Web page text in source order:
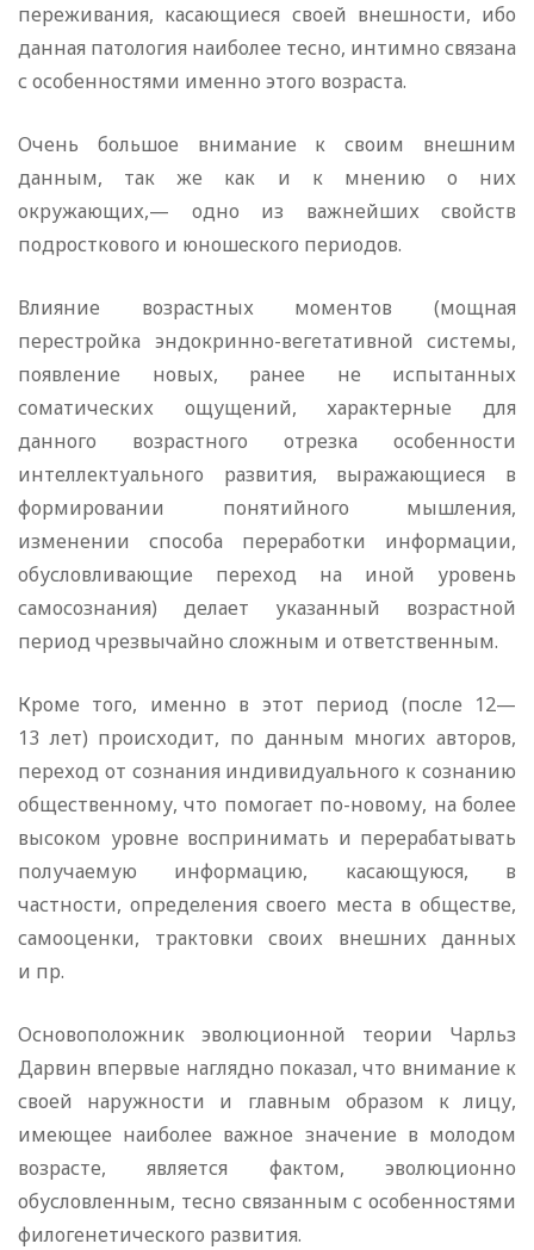
переживания, касающиеся своей внешности, ибо
данная патология наиболее тесно, интимно связана
с особенностями именно этого возраста.
Очень большое внимание к своим внешним
данным, так же как и к мнению о них
окружающих,— одно из важнейших свойств
подросткового и юношеского периодов.
Влияние возрастных моментов (мощная
перестройка эндокринно-вегетативной системы,
появление новых, ранее не испытанных
соматических ощущений, характерные для
данного возрастного отрезка особенности
интеллектуального развития, выражающиеся в
формировании понятийного мышления,
изменении способа переработки информации,
обусловливающие переход на иной уровень
самосознания) делает указанный возрастной
период чрезвычайно сложным и ответственным.
Кроме того, именно в этот период (после 12—
13 лет) происходит, по данным многих авторов,
переход от сознания индивидуального к сознанию
общественному, что помогает по-новому, на более
высоком уровне воспринимать и перерабатывать
получаемую информацию, касающуюся, в
частности, определения своего места в обществе,
самооценки, трактовки своих внешних данных
и пр.
Основоположник эволюционной теории Чарльз
Дарвин впервые наглядно показал, что внимание к
своей наружности и главным образом к лицу,
имеющее наиболее важное значение в молодом
возрасте, является фактом, эволюционно
обусловленным, тесно связанным с особенностями
филогенетического развития.